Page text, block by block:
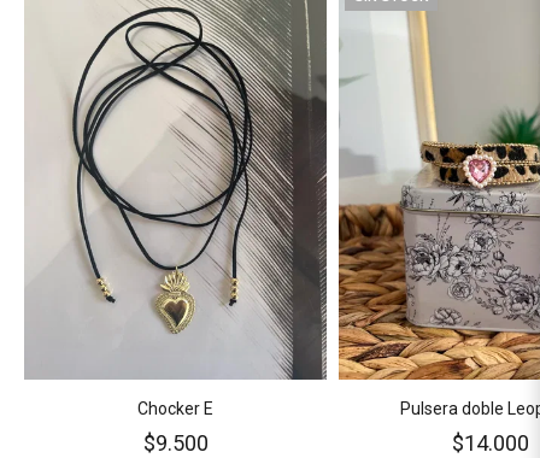
Chocker E
$9.500
Pulsera doble
$14.000